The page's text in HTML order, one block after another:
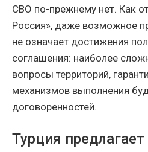
СВО по-прежнему нет. Как
Россия», даже возможное
не означает достижения
соглашения: наиболее
вопросы территорий,
механизмов выполнения
договоренностей.
Турция